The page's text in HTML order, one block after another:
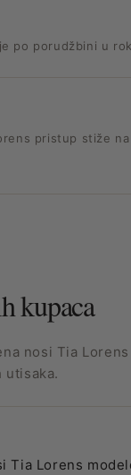
po porudžbini u
pristup stiže
kupaca
nosi Tia
utisaka.
Tia Lorens